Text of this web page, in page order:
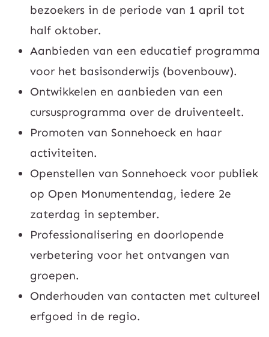
bezoekers in de periode van 1 april tot
half oktober.
Aanbieden van een educatief programma
voor het basisonderwijs (bovenbouw).
Ontwikkelen en aanbieden van een
cursusprogramma over de druiventeelt.
Promoten van Sonnehoeck en haar
activiteiten.
Openstellen van Sonnehoeck voor publiek
op Open Monumentendag, iedere 2e
zaterdag in september.
Professionalisering en doorlopende
verbetering voor het ontvangen van
groepen.
Onderhouden van contacten met cultureel
erfgoed in de regio.